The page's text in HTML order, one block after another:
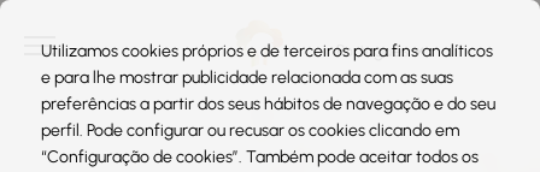
Utilizamos cookies próprios e de terceiros para fins analíticos
e para lhe mostrar publicidade relacionada com as suas
preferências a partir dos seus hábitos de navegação e do seu
perfil. Pode configurar ou recusar os cookies clicando em
“Configuração de cookies”. Também pode aceitar todos os